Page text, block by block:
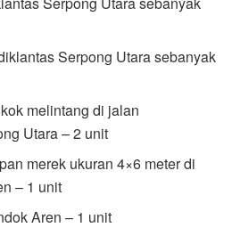
Serpong Utara sebanyak
melintang di jalan
Utara – 2 unit
merek ukuran 4×6 meter di
– 1 unit
Aren – 1 unit